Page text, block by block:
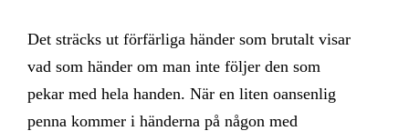
Det sträcks ut förfärliga händer som brutalt visar
vad som händer om man inte följer den som
pekar med hela handen. När en liten oansenlig
penna kommer i händerna på någon med